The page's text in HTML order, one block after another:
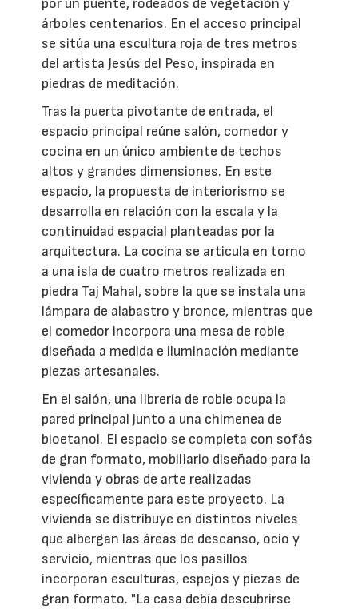
por un puente, rodeados de vegetación y
árboles centenarios. En el acceso principal
se sitúa una escultura roja de tres metros
del artista Jesús del Peso, inspirada en
piedras de meditación.
Tras la puerta pivotante de entrada, el
espacio principal reúne salón, comedor y
cocina en un único ambiente de techos
altos y grandes dimensiones. En este
espacio, la propuesta de interiorismo se
desarrolla en relación con la escala y la
continuidad espacial planteadas por la
arquitectura. La cocina se articula en torno
a una isla de cuatro metros realizada en
piedra Taj Mahal, sobre la que se instala una
lámpara de alabastro y bronce, mientras que
el comedor incorpora una mesa de roble
diseñada a medida e iluminación mediante
piezas artesanales.
En el salón, una librería de roble ocupa la
pared principal junto a una chimenea de
bioetanol. El espacio se completa con sofás
de gran formato, mobiliario diseñado para la
vivienda y obras de arte realizadas
específicamente para este proyecto. La
vivienda se distribuye en distintos niveles
que albergan las áreas de descanso, ocio y
servicio, mientras que los pasillos
incorporan esculturas, espejos y piezas de
gran formato. "La casa debía descubrirse